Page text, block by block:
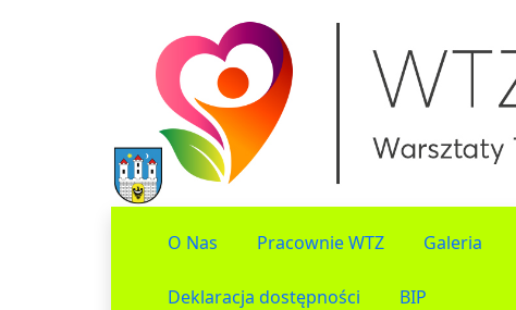
O Nas Pracownie WTZ Galeria
Deklaracja dostępności BIP